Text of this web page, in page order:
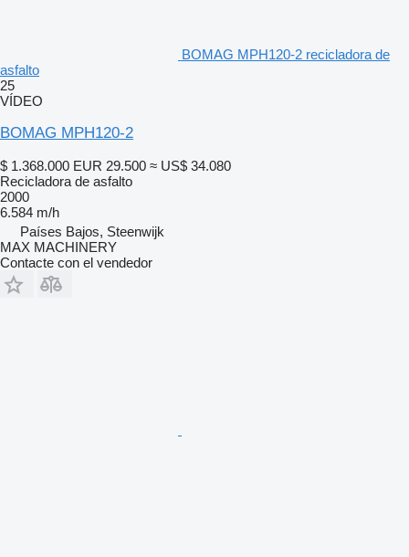
BOMAG MPH120-2 recicladora de
asfalto
25
VÍDEO
BOMAG MPH120-2
$ 1.368.000 EUR 29.500 ≈ US$ 34.080
Recicladora de asfalto
2000
6.584 m/h
Países Bajos, Steenwijk
MAX MACHINERY
Contacte con el vendedor